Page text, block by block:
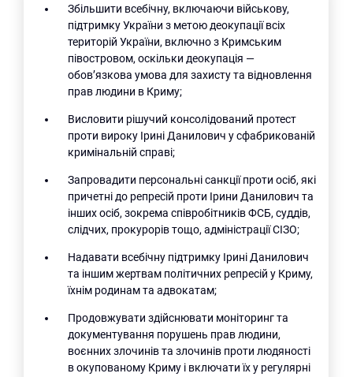
Збільшити всебічну, включаючи військову,
підтримку України з метою деокупації всіх
територій України, включно з Кримським
півостровом, оскільки деокупація —
обов’язкова умова для захисту та відновлення
прав людини в Криму;
Висловити рішучий консолідований протест
проти вироку Ірині Данилович у сфабрикованій
кримінальній справі;
Запровадити персональні санкції проти осіб, які
причетні до репресій проти Ірини Данилович та
інших осіб, зокрема співробітників ФСБ, суддів,
слідчих, прокурорів тощо, адміністрації СІЗО;
Надавати всебічну підтримку Ірині Данилович
та іншим жертвам політичних репресій у Криму,
їхнім родинам та адвокатам;
Продовжувати здійснювати моніторинг та
документування порушень прав людини,
воєнних злочинів та злочинів проти людяності
в окупованому Криму і включати їх у регулярні